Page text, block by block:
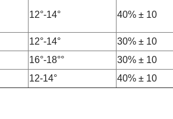
12°-14° 40% ± 10
12°-14° 30% ± 10
16°-18°° 30% ± 10
12-14° 40% ± 10